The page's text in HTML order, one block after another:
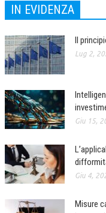
TELEGRAM
DOCUMENTI
MANUALI E
MATERIALE DIDATTICO
INVITI E PROMOZIONI
IN EVIDENZA
Il
Lug 2,
Giu 15,
Giu 4,
Misure